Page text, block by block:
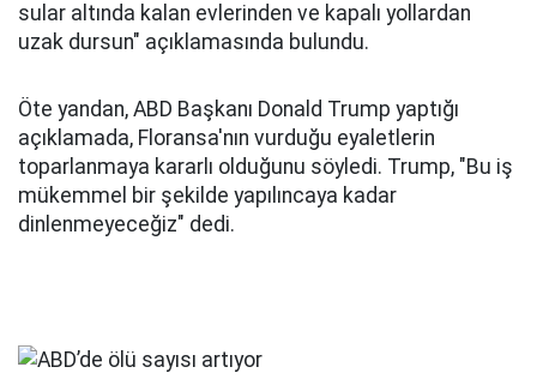
sular altında kalan evlerinden ve kapalı yollardan
uzak dursun" açıklamasında bulundu.
Öte yandan, ABD Başkanı Donald Trump yaptığı
açıklamada, Floransa'nın vurduğu eyaletlerin
toparlanmaya kararlı olduğunu söyledi. Trump, "Bu iş
mükemmel bir şekilde yapılıncaya kadar
dinlenmeyeceğiz" dedi.